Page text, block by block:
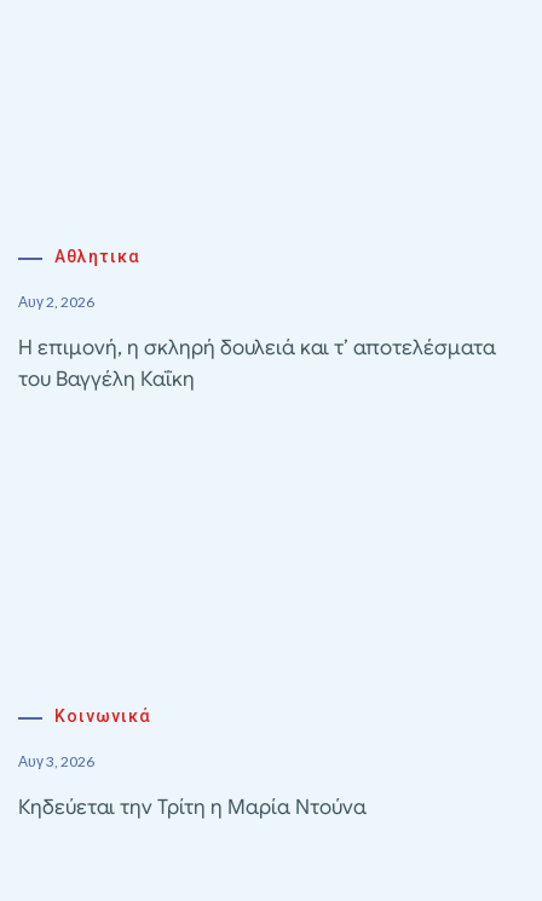
Αθλητικα
Αυγ 2, 2026
Η επιμονή, η σκληρή δουλειά και τ’ αποτελέσματα
του Βαγγέλη Καΐκη
Κοινωνικά
Αυγ 3, 2026
Κηδεύεται την Τρίτη η Μαρία Ντούνα